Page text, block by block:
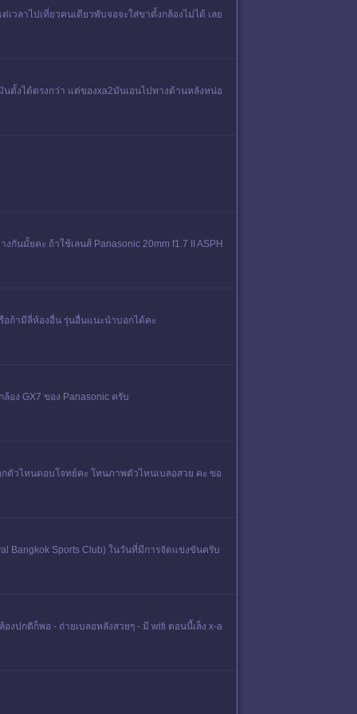
วลาไปเที่ยวคนเดียวพับจอจะใส่ขาตั้งกล้องไม่ได้ เลย
นตั้งได้ตรงกว่า แต่ของxa2มันเอนไปทางด้านหลังหน่อ
นมั้ยคะ ถ้าใช้เลนส์ Panasonic 20mm f1.7 II ASPH
อถ้ามีลี่ห้องอื่น รุ่นอื่นแนะนำบอกได้คะ
อง GX7 ของ Panasonic ครับ
ตัวไหนตอบโจทย์คะ โทนภาพตัวไหนเบลอสวย คะ ขอ
Bangkok Sports Club) ในวันที่มีการจัดแข่งขันครับ
งปกติก็พอ - ถ่ายเบลอหลังสวยๆ - มี wifi ตอนนี้เล็ง x-a